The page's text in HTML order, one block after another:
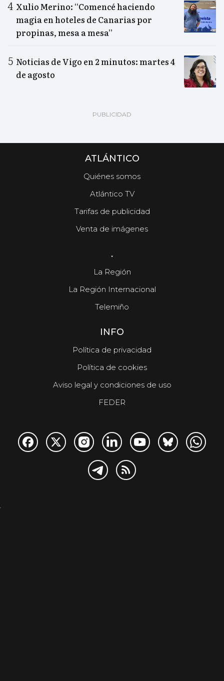
Xulio Merino: “Comencé haciendo
magia en hoteles de Canarias por
propinas, mesa a mesa”
Noticias de Vigo en 2 minutos: martes 4
de agosto
ATLÁNTICO
Quiénes somos
Atlántico TV
Tarifas de publicidad
Venta de imágenes
.
La Región
La Región Internacional
Telemiño
INFO
Política de privacidad
Política de cookies
Aviso legal y condiciones de uso
FEDER